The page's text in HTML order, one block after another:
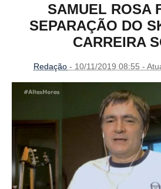
SAMUEL ROSA
SEPARAÇÃO DO
CARREIRA
Redação - 10/11/2019 08:55 -